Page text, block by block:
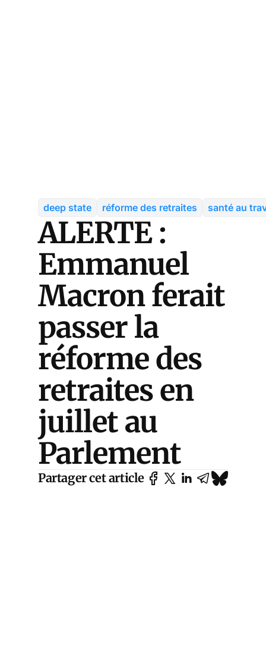
deep state réforme des retraites santé au
ALERTE :
Emmanuel
Macron ferait
passer la
réforme des
retraites en
juillet au
Parlement
Partager cet article